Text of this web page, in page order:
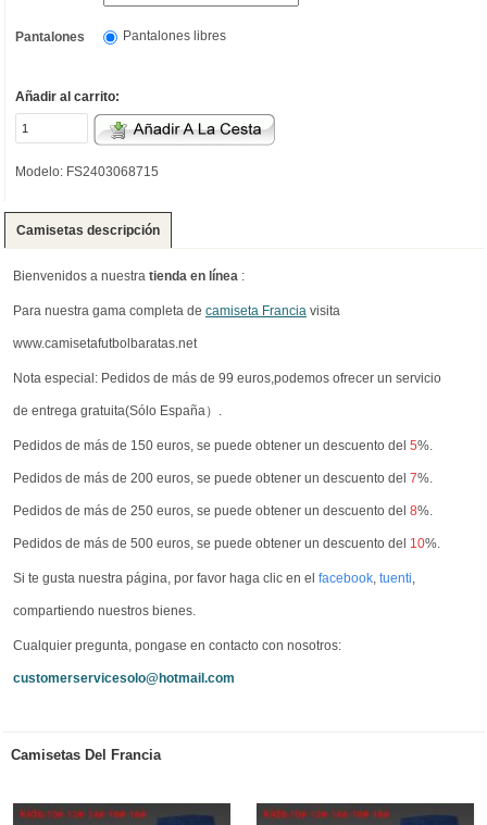
Pantalones Pantalones libres
Añadir al carrito:
Modelo: FS2403068715
Camisetas descripción
Bienvenidos a nuestra tienda en línea :
Para nuestra gama completa de camiseta Francia visita
www.camisetafutbolbaratas.net
Nota especial: Pedidos de más de 99 euros,podemos ofrecer un servicio
de entrega gratuita(Sólo España）.
Pedidos de más de 150 euros, se puede obtener un descuento del 5%.
Pedidos de más de 200 euros, se puede obtener un descuento del 7%.
Pedidos de más de 250 euros, se puede obtener un descuento del 8%.
Pedidos de más de 500 euros, se puede obtener un descuento del 10%.
Si te gusta nuestra página, por favor haga clic en el facebook, tuenti,
compartiendo nuestros bienes.
Cualquier pregunta, pongase en contacto con nosotros:
customerservicesolo@hotmail.com
Camisetas Del Francia